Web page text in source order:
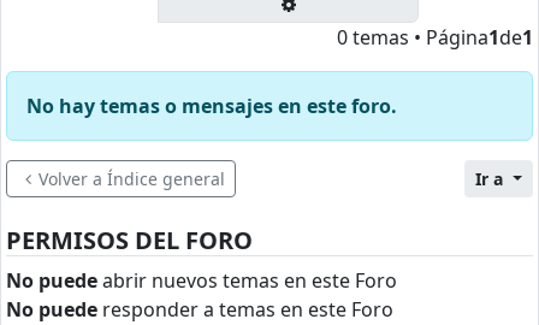
0 temas • Página1de1
No hay temas o mensajes en este foro.
Volver a Índice general Ir a
PERMISOS DEL FORO
No puedeabrir nuevos temas en este Foro
No puede responder a temas en este Foro